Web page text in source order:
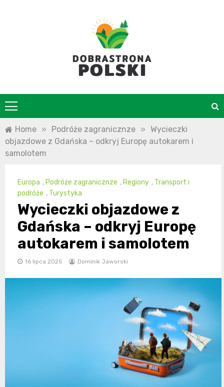
Home » Podróże zagranicznze » Wycieczki
objazdowe z Gdańska – odkryj Europę autokarem i
samolotem
Europa , Podróże zagranicznze , Regiony , Transport i
podróże , Turystyka
Wycieczki objazdowe z
Gdańska – odkryj Europę
autokarem i samolotem
16 lipca 2025 Dominik Jaworski